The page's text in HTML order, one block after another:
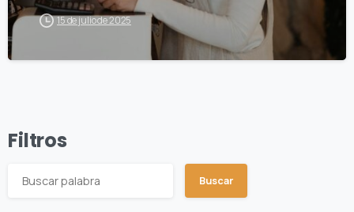
15 de julio de 2025
Filtros
Buscar